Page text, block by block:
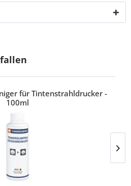
für Tintenstrahldrucker -
100ml